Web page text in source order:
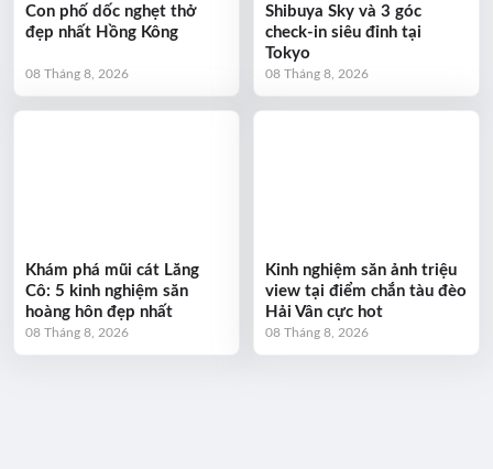
Con phố dốc nghẹt thở
đẹp nhất Hồng Kông
08 Tháng 8, 2026
Shibuya Sky và 3 góc
check-in siêu đỉnh tại
Tokyo
08 Tháng 8, 2026
Khám phá mũi cát Lăng
Cô: 5 kinh nghiệm săn
hoàng hôn đẹp nhất
08 Tháng 8, 2026
Kinh nghiệm săn ảnh triệu
view tại điểm chắn tàu đèo
Hải Vân cực hot
08 Tháng 8, 2026